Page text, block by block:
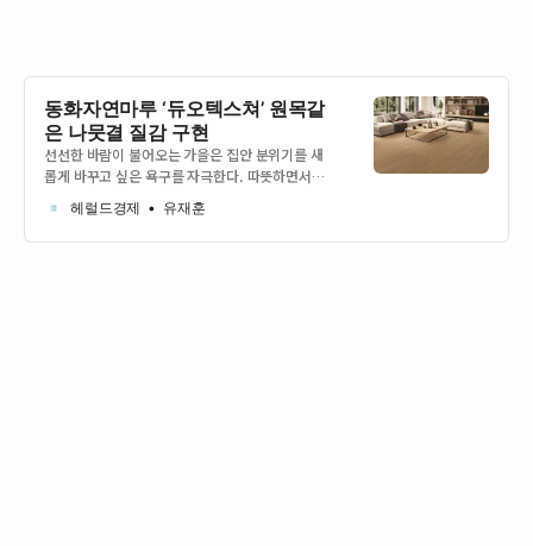
동화자연마루 ‘듀오텍스쳐’ 원목같
은 나뭇결 질감 구현
선선한 바람이 불어오는 가을은 집안 분위기를 새
롭게 바꾸고 싶은 욕구를 자극한다. 따뜻하면서도
내며 머무는 공간에
헤럴드경제 유재훈